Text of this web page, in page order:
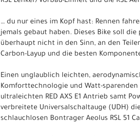
… du nur eines im Kopf hast: Rennen
jemals gebaut haben. Dieses Bike soll
überhaupt nicht in den Sinn, an den
Carbon-Layup und die besten
Einen unglaublich leichten,
Komforttechnologie und Watt-sparenden
ultraleichten RED AXS E1 Antrieb samt
verbreitete Universalschaltauge (UDH)
schlauchlosen Bontrager Aeolus RSL 51